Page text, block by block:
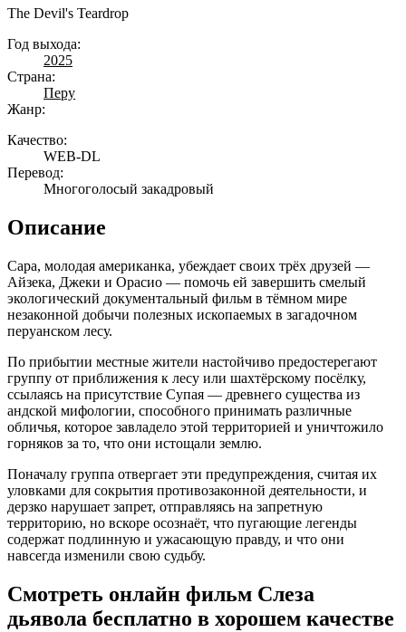
The Devil's Teardrop
Год выхода:
2025
Страна:
Перу
Жанр:
Качество:
WEB-DL
Перевод:
Многоголосый закадровый
Описание
Сара, молодая американка, убеждает своих трёх друзей —
Айзека, Джеки и Орасио — помочь ей завершить смелый
экологический документальный фильм в тёмном мире
незаконной добычи полезных ископаемых в загадочном
перуанском лесу.
По прибытии местные жители настойчиво предостерегают
группу от приближения к лесу или шахтёрскому посёлку,
ссылаясь на присутствие Супая — древнего существа из
андской мифологии, способного принимать различные
обличья, которое завладело этой территорией и уничтожило
горняков за то, что они истощали землю.
Поначалу группа отвергает эти предупреждения, считая их
уловками для сокрытия противозаконной деятельности, и
дерзко нарушает запрет, отправляясь на запретную
территорию, но вскоре осознаёт, что пугающие легенды
содержат подлинную и ужасающую правду, и что они
навсегда изменили свою судьбу.
Смотреть онлайн фильм Слеза
дьявола бесплатно в хорошем качестве